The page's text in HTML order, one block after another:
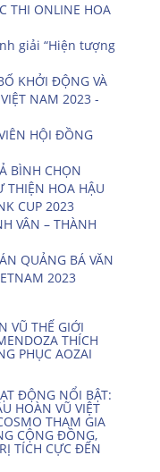
THI ONLINE HOA
giải “Hiện tượng
KHỞI ĐỘNG VÀ
NAM 2023 -
HỘI ĐỒNG
BÌNH CHỌN
THIỆN HOA HẬU
CUP 2023
VÂN – THÀNH
QUẢNG BÁ VĂN
2023
VŨ THẾ GIỚI
THÍCH
PHỤC AOZAI
ĐỘNG NỔI BẬT:
HOÀN VŨ VIỆT
THAM GIA
CỘNG ĐỒNG,
TÍCH CỰC ĐẾN